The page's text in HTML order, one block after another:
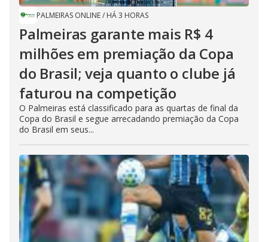
PALMEIRAS ONLINE/ HÁ 3 HORAS
Palmeiras garante mais R$ 4
milhões em premiação da Copa
do Brasil; veja quanto o clube já
faturou na competição
O Palmeiras está classificado para as quartas de final da
Copa do Brasil e segue arrecadando premiação da Copa
do Brasil em seus...